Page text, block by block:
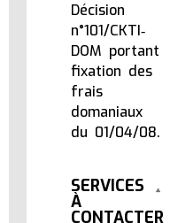
Décision
n°101/CKTI‐
DOM portant
fixation des
frais
domaniaux
du 01/04/08.
SERVICES
À
CONTACTER